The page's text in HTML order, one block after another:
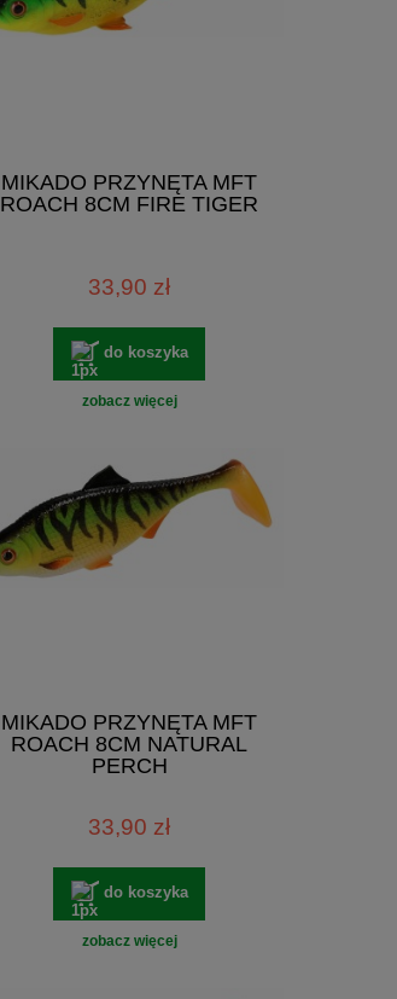
MIKADO PRZYNĘTA MFT
ROACH 8CM FIRE TIGER
33,90 zł
do koszyka
zobacz więcej
MIKADO PRZYNĘTA MFT
ROACH 8CM NATURAL
PERCH
33,90 zł
do koszyka
zobacz więcej